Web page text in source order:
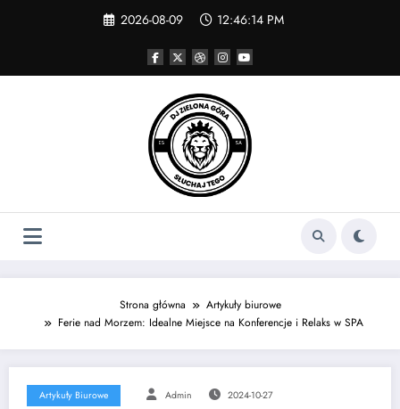
2026-08-09 12:46:15 PM
Strona główna
Artykuły biurowe
Ferie nad Morzem: Idealne Miejsce na Konferencje i Relaks w SPA
Artykuły Biurowe Admin 2024-10-27